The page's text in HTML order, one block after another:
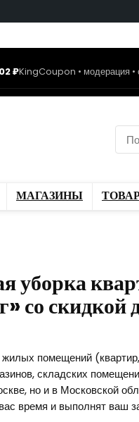
₽KingCoupon • модерация •
МАГАЗИНЫ
уборка
со скидкой
жилых помещений
складских
но и в Московской
время и выполнят ваш